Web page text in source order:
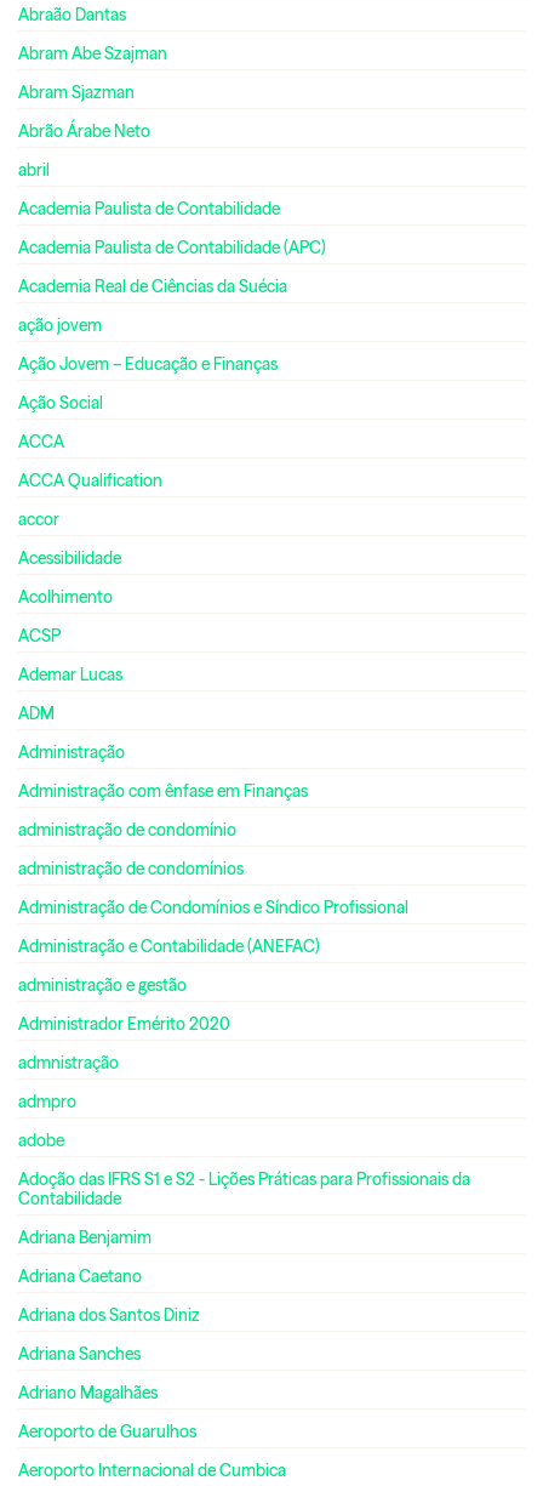
Abraão Dantas
Abram Abe Szajman
Abram Sjazman
Abrão Árabe Neto
abril
Academia Paulista de Contabilidade
Academia Paulista de Contabilidade (APC)
Academia Real de Ciências da Suécia
ação jovem
Ação Jovem – Educação e Finanças
Ação Social
ACCA
ACCA Qualification
accor
Acessibilidade
Acolhimento
ACSP
Ademar Lucas
ADM
Administração
Administração com ênfase em Finanças
administração de condomínio
administração de condomínios
Administração de Condomínios e Síndico Profissional
Administração e Contabilidade (ANEFAC)
administração e gestão
Administrador Emérito 2020
admnistração
admpro
adobe
Adoção das IFRS S1 e S2 - Lições Práticas para Profissionais da
Contabilidade
Adriana Benjamim
Adriana Caetano
Adriana dos Santos Diniz
Adriana Sanches
Adriano Magalhães
Aeroporto de Guarulhos
Aeroporto Internacional de Cumbica